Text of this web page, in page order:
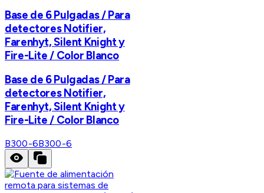
Base de 6 Pulgadas / Para
detectores Notifier,
Farenhyt, Silent Knight y
Fire-Lite / Color Blanco
Base de 6 Pulgadas / Para
detectores Notifier,
Farenhyt, Silent Knight y
Fire-Lite / Color Blanco
B300-6B300-6